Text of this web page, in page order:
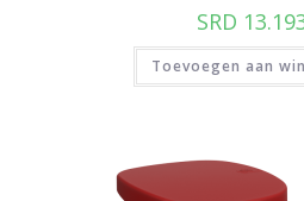
SRD
Toevoegen aan